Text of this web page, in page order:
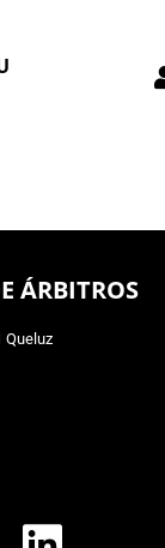
ÁRBITROS
Queluz